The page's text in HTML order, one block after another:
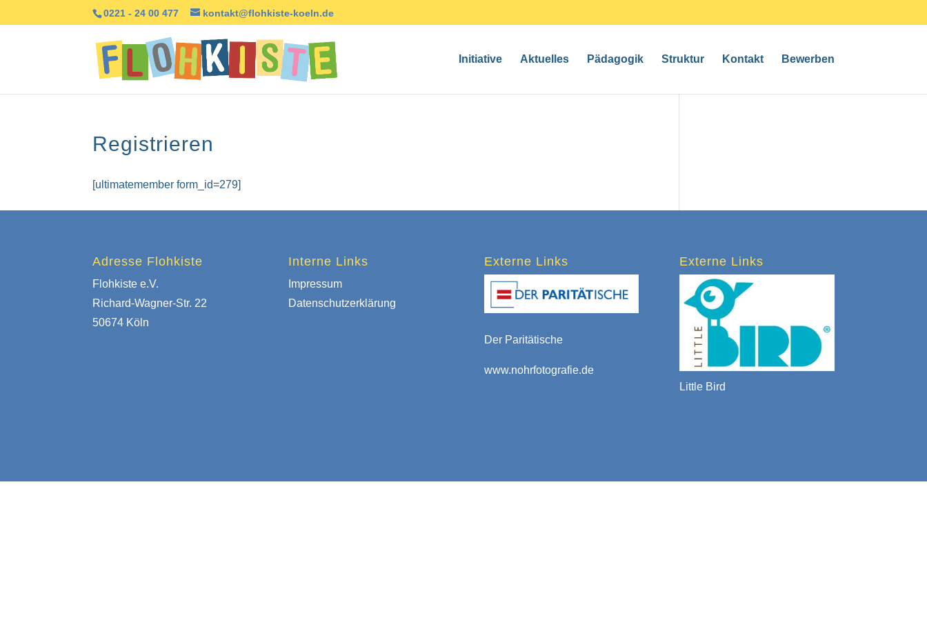
0221 - 24 00 477 kontakt@flohkiste-koeln.de
Initiative Aktuelles Pädagogik Struktur Kontakt Bewerben
Registrieren
[ultimatemember form_id=279]
Adresse Flohkiste
Flohkiste e.V.
Richard-Wagner-Str. 22
50674 Köln
Interne Links
Impressum
Datenschutzerklärung
Externe Links
Der Paritätische
www.nohrfotografie.de
Externe Links
Little Bird